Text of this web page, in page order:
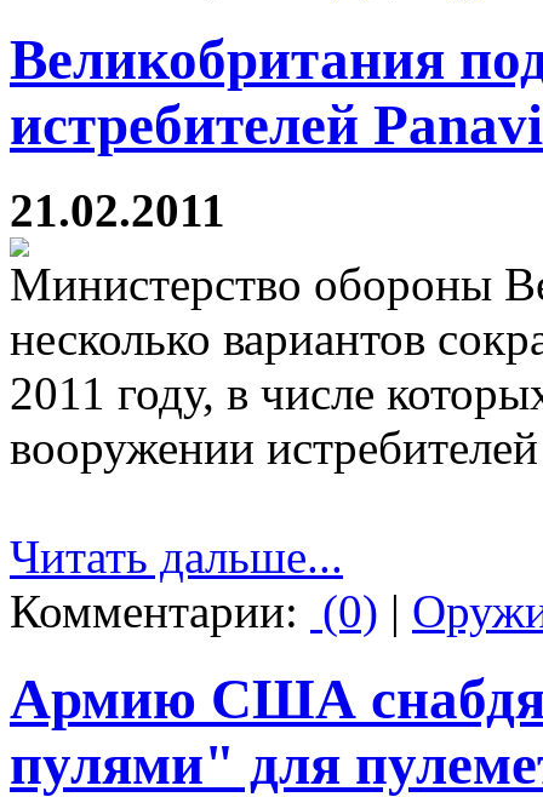
Великобритания
истребителей
21.02.2011
Министерство обороны
несколько вариантов
2011 году, в числе
вооружении
Читать дальше...
Комментарии: (0) |
Армию США
пулями" для